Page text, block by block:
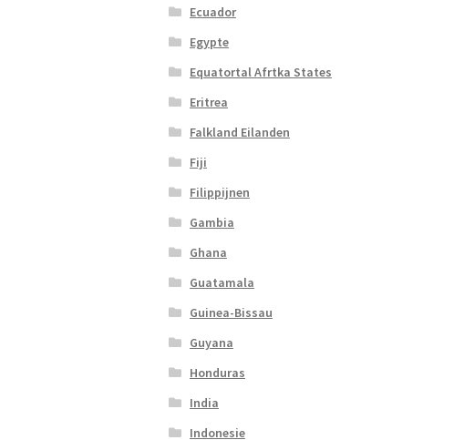
Ecuador
Egypte
Equatortal Afrtka States
Eritrea
Falkland Eilanden
Fiji
Filippijnen
Gambia
Ghana
Guatamala
Guinea-Bissau
Guyana
Honduras
India
Indonesie